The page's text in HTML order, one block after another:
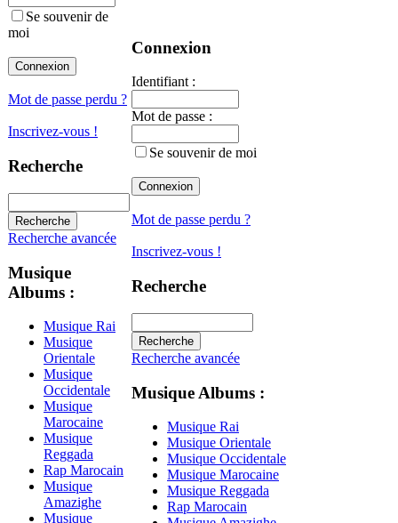
Se souvenir de
moi
Mot de passe perdu ?
Inscrivez-vous !
Recherche
Recherche avancée
Musique
Albums :
Musique Rai
Musique
Orientale
Musique
Occidentale
Musique
Marocaine
Musique
Reggada
Rap Marocain
Musique
Amazighe
Musique
Connexion
Identifiant :
Mot de passe :
Se souvenir de moi
Mot de passe perdu ?
Inscrivez-vous !
Recherche
Recherche avancée
Musique Albums :
Musique Rai
Musique Orientale
Musique Occidentale
Musique Marocaine
Musique Reggada
Rap Marocain